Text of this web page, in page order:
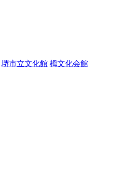
堺市立文化館 栂文化会館